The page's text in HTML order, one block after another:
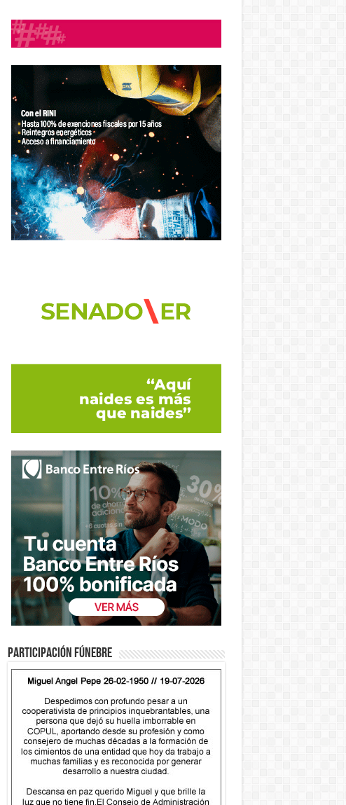
Participación fúnebre